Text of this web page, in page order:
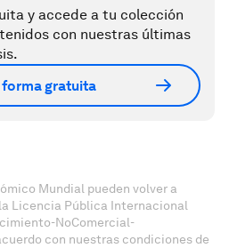
y accede a tu colección
con nuestras últimas
gratuita
Mundial pueden volver a
Licencia Pública Internacional
NoComercial-
con nuestras condiciones de